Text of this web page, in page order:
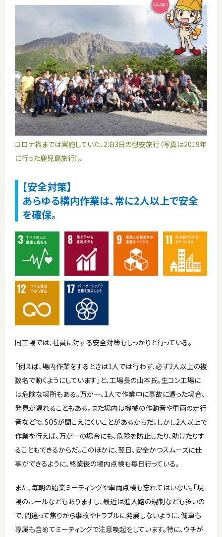
コロナ禍までは実施していた、2泊3日の慰安旅行（写真は2019年
に行った鹿児島旅行）。
【安全対策】
あらゆる構内作業は、常に2人以上で安全
を確保。
同工場では、社員に対する安全対策もしっかりと行っている。
「例えば、場内作業をするときは1人では行わず、必ず2人以上の複
数名で動くようにしています」と、工場長の山本氏。生コン工場に
は危険な場所もある。万が一、1人で作業中に事故に遭った場合、
発見が遅れることもある。また場内は機械の作動音や車両の走行
音などで、SOSが聞こえにくいことがあるからだ。しかし2人以上で
作業を行えば、万が一の場合にも、危険を防止したり、助けたりす
ることもできるからだ。このほかに、翌日、安全かつスムーズに仕
事ができるように、終業後の場内点検も毎日行っている。
また、毎朝の始業ミーティングや車両点検も忘れてはいない。「現
場のルールなどもありますし、最近は進入路の規制なども多いの
で、間違って焦りから事故やトラブルに発展しないように、傭車も
専属も含めてミーティングで注意喚起をしています。特に、ウチが